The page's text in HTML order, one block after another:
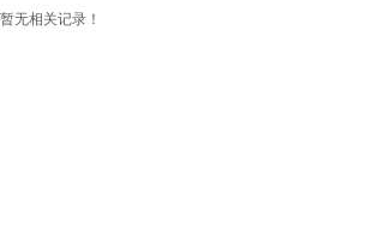
暂无相关记录！